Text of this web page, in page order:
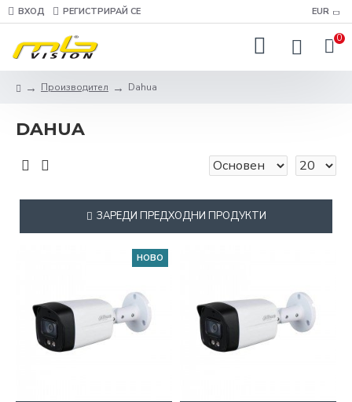
ВХОД РЕГИСТРИРАЙ СЕ EUR
0
Производител Dahua
DAHUA
ЗАРЕДИ ПРЕДХОДНИ ПРОДУКТИ
НОВО